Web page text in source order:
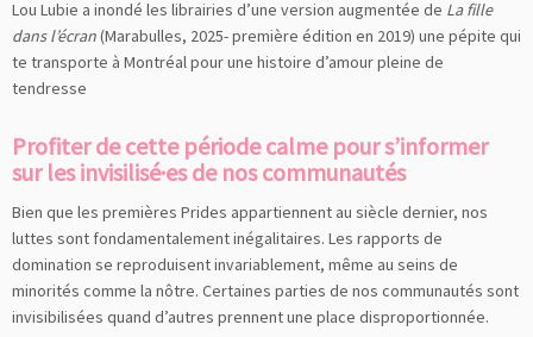
Lou Lubie a inondé les librairies d’une version augmentée de La fille
dans l’écran(Marabulles, 2025- première édition en 2019) une pépite qui
te transporte à Montréal pour une histoire d’amour pleine de
tendresse
Profiter de cette période calme pour s’informer
sur les invisilisé·es de nos communautés
Bien que les premières Prides appartiennent au siècle dernier, nos
luttes sont fondamentalement inégalitaires. Les rapports de
domination se reproduisent invariablement, même au seins de
minorités comme la nôtre. Certaines parties de nos communautés sont
invisibilisées quand d’autres prennent une place disproportionnée.